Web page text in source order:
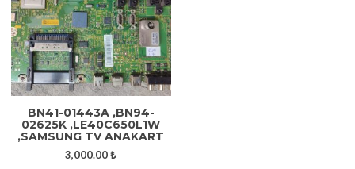
BN41-01443A ,BN94-
02625K ,LE40C650L1W
,SAMSUNG TV ANAKART
3,000.00₺